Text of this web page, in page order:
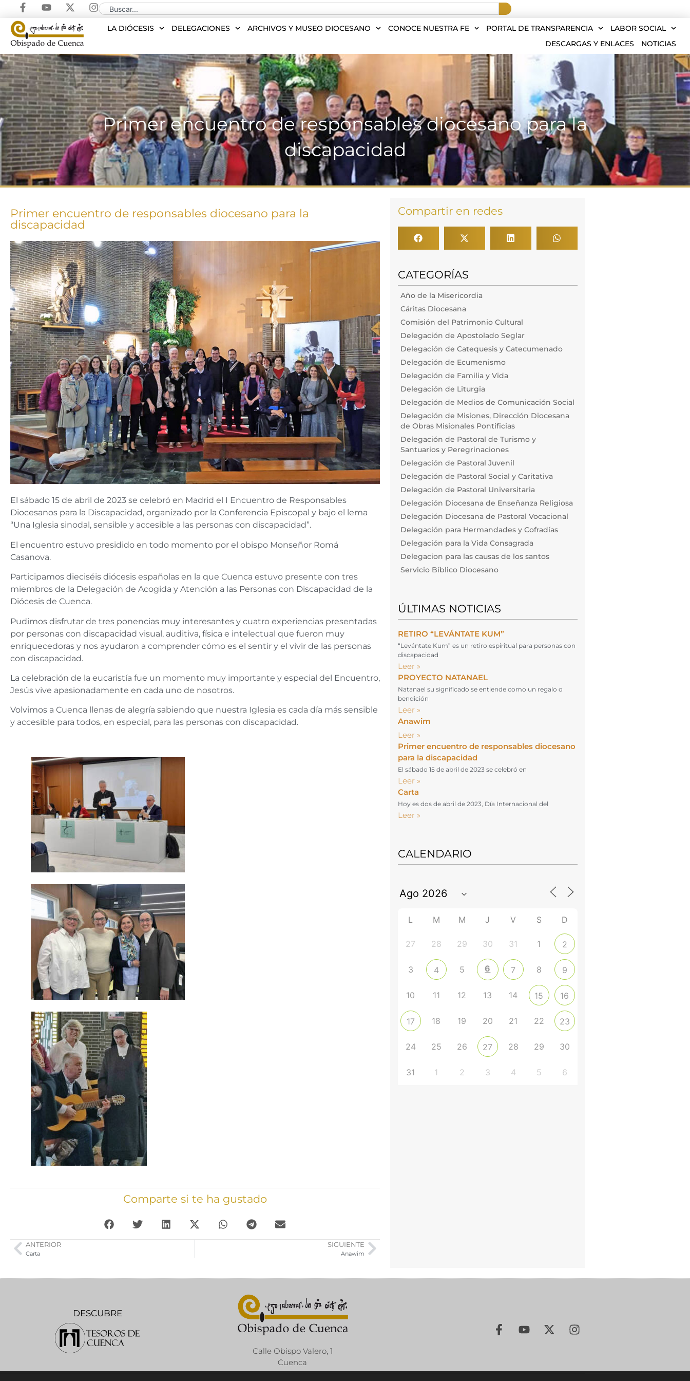
LA DIÓCESIS DELEGACIONES ARCHIVOS Y MUSEO DIOCESANO CONOCE NUESTRA FE PORTAL DE TRANSPARENCIA
LABOR SOCIAL
DESCARGAS Y ENLACES
NOTICIAS
Primer encuentro de responsables diocesano para la
discapacidad
Primer encuentro de responsables diocesano para la
discapacidad
El sábado 15 de abril de 2023 se celebró en Madrid el I Encuentro de Responsables
Diocesanos para la Discapacidad, organizado por la Conferencia Episcopal y bajo el lema
“Una Iglesia sinodal, sensible y accesible a las personas con discapacidad”.
El encuentro estuvo presidido en todo momento por el obispo Monseñor Romá
Casanova.
Participamos dieciséis diócesis españolas en la que Cuenca estuvo presente con tres
miembros de la Delegación de Acogida y Atención a las Personas con Discapacidad de la
Diócesis de Cuenca.
Pudimos disfrutar de tres ponencias muy interesantes y cuatro experiencias presentadas
por personas con discapacidad visual, auditiva, física e intelectual que fueron muy
enriquecedoras y nos ayudaron a comprender cómo es el sentir y el vivir de las personas
con discapacidad.
La celebración de la eucaristía fue un momento muy importante y especial del Encuentro,
Jesús vive apasionadamente en cada uno de nosotros.
Volvimos a Cuenca llenas de alegría sabiendo que nuestra Iglesia es cada día más sensible
y accesible para todos, en especial, para las personas con discapacidad.
Comparte si te ha gustado
ANTERIOR
Carta
SIGUIENTE
Anawim
Compartir en redes
CATEGORÍAS
Año de la Misericordia
Cáritas Diocesana
Comisión del Patrimonio Cultural
Delegación de Apostolado Seglar
Delegación de Catequesis y Catecumenado
Delegación de Ecumenismo
Delegación de Familia y Vida
Delegación de Liturgia
Delegación de Medios de Comunicación Social
Delegación de Misiones, Dirección Diocesana
de Obras Misionales Pontificias
Delegación de Pastoral de Turismo y
Santuarios y Peregrinaciones
Delegación de Pastoral Juvenil
Delegación de Pastoral Social y Caritativa
Delegación de Pastoral Universitaria
Delegación Diocesana de Enseñanza Religiosa
Delegación Diocesana de Pastoral Vocacional
Delegación para Hermandades y Cofradías
Delegación para la Vida Consagrada
Delegacion para las causas de los santos
Servicio Bíblico Diocesano
ÚLTIMAS NOTICIAS
RETIRO “LEVÁNTATE KUM”
“Levántate Kum” es un retiro espiritual para personas con
discapacidad
Leer »
PROYECTO NATANAEL
Natanael su significado se entiende como un regalo o
bendición
Leer »
Anawim
Leer »
Primer encuentro de responsables diocesano
para la discapacidad
El sábado 15 de abril de 2023 se celebró en
Leer »
Carta
Hoy es dos de abril de 2023, Día Internacional del
Leer »
CALENDARIO
L M M J V S D
27 28 29 30 31 1 2
3 4 5 6 7 8 9
10 11 12 13 14 15 16
17 18 19 20 21 22 23
24 25 26 27 28 29 30
31 1 2 3 4 5 6
DESCUBRE
Calle Obispo Valero, 1
Cuenca